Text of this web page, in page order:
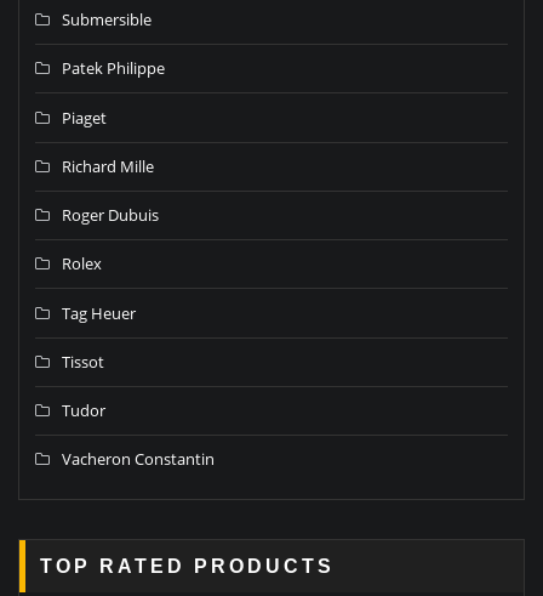
Submersible
Patek Philippe
Piaget
Richard Mille
Roger Dubuis
Rolex
Tag Heuer
Tissot
Tudor
Vacheron Constantin
TOP RATED PRODUCTS